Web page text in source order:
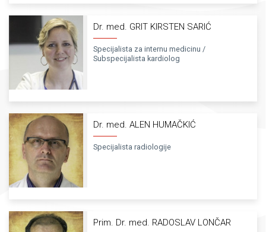
Dr. med. GRIT KIRSTEN SARIĆ
Specijalista za internu medicinu /
Subspecijalista kardiolog
Dr. med. ALEN HUMAČKIĆ
Specijalista radiologije
Prim. Dr. med. RADOSLAV LONČAR